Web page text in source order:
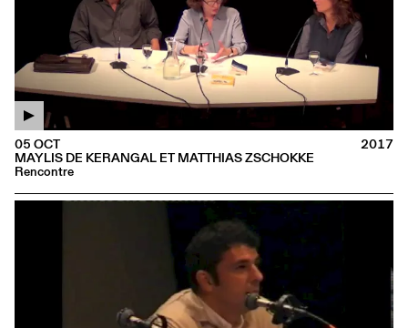
Informations
EN
MAYLIS DE KERANGAL ET MATTHIAS ZSCHOKKE
Rencontre
05 OCT 2017